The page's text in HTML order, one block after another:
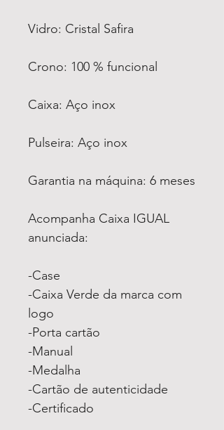
Vidro: Cristal Safira
Crono: 100 % funcional
Caixa: Aço inox
Pulseira: Aço inox
Garantia na máquina: 6 meses
Acompanha Caixa IGUAL
anunciada:
-Case
-Caixa Verde da marca com
logo
-Porta cartão
-Manual
-Medalha
-Cartão de autenticidade
-Certificado